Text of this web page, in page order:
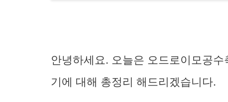
안녕하세요. 오늘은 오드로이모공
기에 대해 총정리 해드리겠습니다.